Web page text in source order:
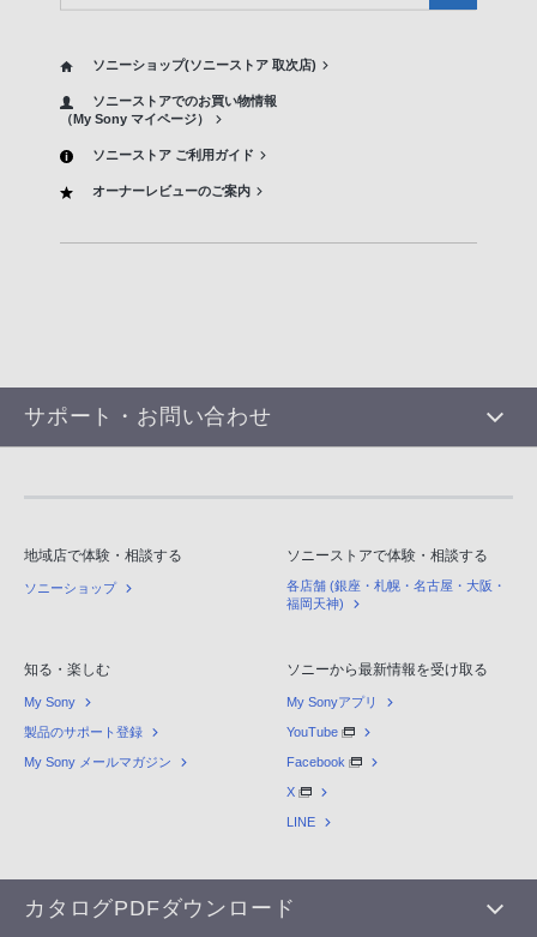
ソニーショップ(ソニーストア 取次店)
ソニーストアでのお買い物情報
（My Sony マイページ）
ソニーストア ご利用ガイド
オーナーレビューのご案内
サポート・お問い合わせ
地域店で体験・相談する
ソニーショップ
ソニーストアで体験・相談する
各店舗 (銀座・札幌・名古屋・大阪・
福岡天神)
知る・楽しむ
My Sony
製品のサポート登録
My Sony メールマガジン
ソニーから最新情報を受け取る
My Sonyアプリ
YouTube
Facebook
X
LINE
カタログPDFダウンロード